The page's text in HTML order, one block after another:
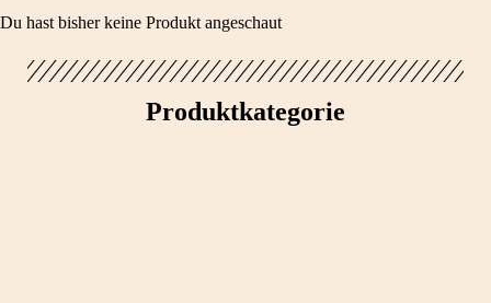
Du hast bisher keine Produkt angeschaut
Produktkategorie